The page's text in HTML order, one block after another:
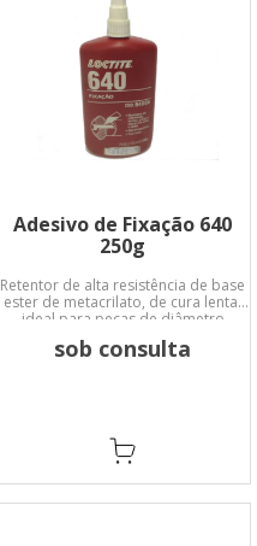
Adesivo de Fixação 640
250g
Retentor de alta resistência de base
ester de metacrilato, de cura lenta;
ideal para peças de diâmetro
grande e metais ativos como o latão.
sob consulta